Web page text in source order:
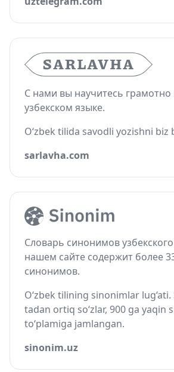
С нами вы научитесь грамотно
узбекском языке.
O‘zbek tilida savodli yozishni biz
sarlavha.com
Словарь синонимов
нашем сайте содержит более
синонимов.
O‘zbek tilining sinonimlar lug‘ati.
tadan ortiq so‘zlar, 900 ga yaqin
to‘plamiga jamlangan.
sinonim.uz